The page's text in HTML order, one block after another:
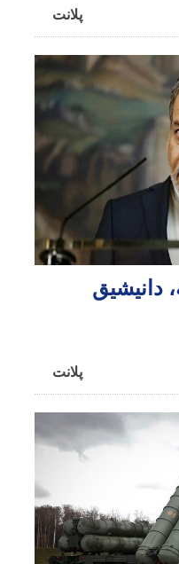
پلانت
دانیشیق
پلانت